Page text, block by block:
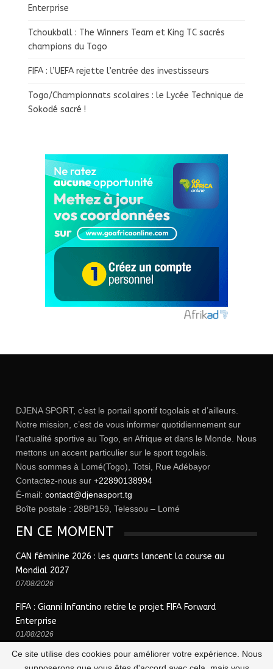
Enterprise
Tchoukball : The Winners Team et King TC sacrés
champions du Togo
FIFA : l’UEFA rejette l’entrée des investisseurs
Togo/Championnats scolaires : le Lycée Technique de
Sokodé sacré !
DJENA SPORT, c’est le portail sportif togolais et d’ailleurs.
Notre mission, c’est de vous informer quotidiennement sur
l’actualité sportive au Togo, en Afrique et dans le Monde. Nous
mettons un accent particulier sur le sport togolais.
Nous sommes à Lomé(Togo), Totsi, Rue Adébayor
Contactez-nous sur +22890138994
É-mail: contact@djenasport.tg
Boîte postale : 28BP159, Telessou – Lomé
EN CE MOMENT
CAN féminine 2026 : les quarts lancent la course au
Mondial 2027
07/08/2026
FIFA : Gianni Infantino retire le projet FIFA Forward
Enterprise
01/08/2026
Ce site utilise des cookies pour améliorer votre expérience. Nous